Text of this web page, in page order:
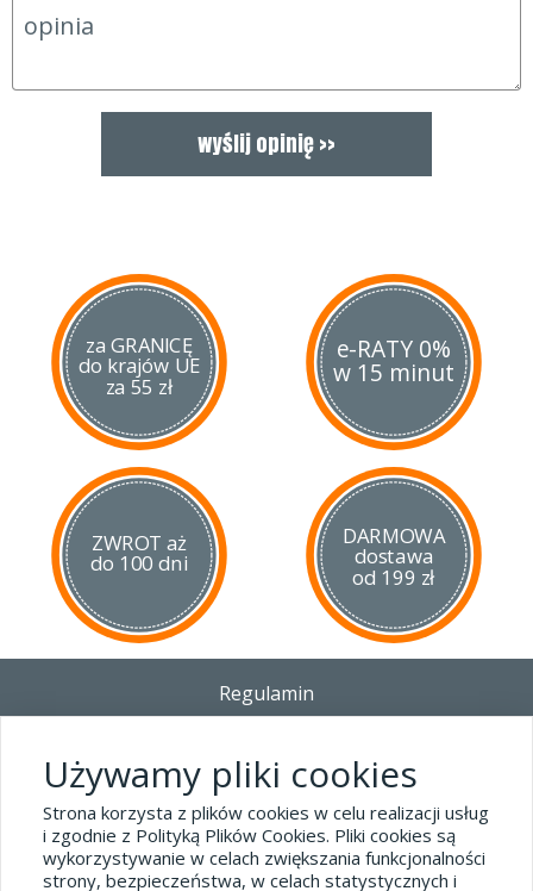
oleje, tłuszcz, sadza itp.
5 - 10% mycie ciśnieniowe (od 50 - 100 ml preparatu na 1 l
wody)
czyszczonej powierzchni.
Nie stosować na rozgrzane powierzchnie.
za GRANICĘ
do krajów UE
za 55 zł
e-RATY 0%
w 15 minut
ZWROT aż
do 100 dni
DARMOWA
dostawa
od 199 zł
Regulamin
Polityka prywatności i pliki cookies
Blog
Dane kontaktowe
Używamy pliki cookies
Strona korzysta z plików cookies w celu realizacji usług
i zgodnie z Polityką Plików Cookies. Pliki cookies są
wykorzystywanie w celach zwiększania funkcjonalności
strony, bezpieczeństwa, w celach statystycznych i